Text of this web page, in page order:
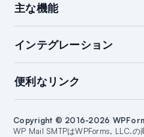
主な機能
WordPressメールログ
バックアップ接続
メール障害アラート
WordPressメールレポート
インテグレーション
Brevoインテグレーション
SMTP.comインテグレーション
Amazon SESインテグレーション
Google/Gmailインテグレーショ
便利なリンク
ドキュメント
Copyright © 2016-2026
WP Mail SMTPはWPForms, LLC.の